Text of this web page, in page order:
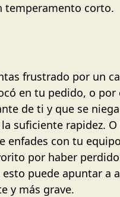
temperamento corto.
frustrado por un
en tu pedido, o por
de ti y que se
suficiente rapidez.
enfades con tu equipo
por haber
puede apuntar a
y más grave.